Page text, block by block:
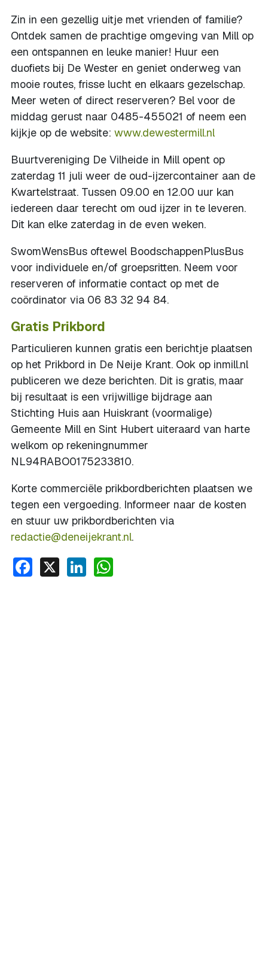
Zin in een gezellig uitje met vrienden of familie?
Ontdek samen de prachtige omgeving van Mill op
een ontspannen en leuke manier! Huur een
duofiets bij De Wester en geniet onderweg van
mooie routes, frisse lucht en elkaars gezelschap.
Meer weten of direct reserveren? Bel voor de
middag gerust naar 0485-455021 of neem een
kijkje op de website: www.dewestermill.nl
Buurtvereniging De Vilheide in Mill opent op
zaterdag 11 juli weer de oud-ijzercontainer aan de
Kwartelstraat. Tussen 09.00 en 12.00 uur kan
iedereen daar terecht om oud ijzer in te leveren.
Dit kan elke zaterdag in de even weken.
SwomWensBus oftewel BoodschappenPlusBus
voor individuele en/of groepsritten. Neem voor
reserveren of informatie contact op met de
coördinator via 06 83 32 94 84.
Gratis Prikbord
Particulieren kunnen gratis een berichtje plaatsen
op het Prikbord in De Neije Krant. Ook op inmill.nl
publiceren we deze berichten. Dit is gratis, maar
bij resultaat is een vrijwillige bijdrage aan
Stichting Huis aan Huiskrant (voormalige)
Gemeente Mill en Sint Hubert uiteraard van harte
welkom op rekeningnummer
NL94RABO0175233810.
Korte commerciële prikbordberichten plaatsen we
tegen een vergoeding. Informeer naar de kosten
en stuur uw prikbordberichten via
redactie@deneijekrant.nl.
Facebook
X LinkedIn